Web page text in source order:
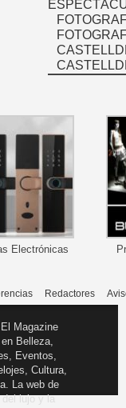
Electrónicas
Redactores
Magazine
Belleza,
Eventos,
Cultura,
La web de
lujo y la